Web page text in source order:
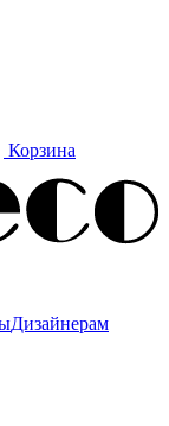
Корзина
Дизайнерам